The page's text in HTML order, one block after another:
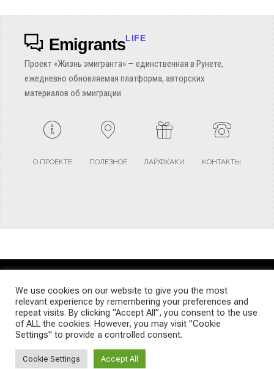
EmigrantsLIFE
Проект «Жизнь эмигранта» — единственная в Рунете,
ежедневно обновляемая платформа, авторских
материалов об эмиграции.
О ПРОЕКТЕ ПОЛЕЗНОЕ ЛАЙФХАКИ КОНТАКТЫ
TERMS AND CONDITIONS PRIVACY POLICY SITEMAP
© Emigrants Life WordPress Theme by TagDiv
We use cookies on our website to give you the most
relevant experience by remembering your preferences and
repeat visits. By clicking “Accept All”, you consent to the use
of ALL the cookies. However, you may visit "Cookie
Settings" to provide a controlled consent.
Cookie Settings Accept All